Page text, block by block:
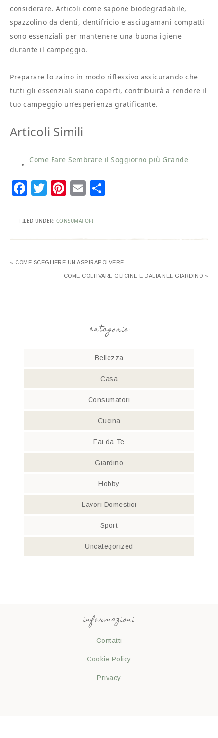
considerare. Articoli come sapone biodegradabile,
spazzolino da denti, dentifricio e asciugamani compatti
sono essenziali per mantenere una buona igiene
durante il campeggio.
Preparare lo zaino in modo riflessivo assicurando che
tutti gli essenziali siano coperti, contribuirà a rendere il
tuo campeggio un’esperienza gratificante.
Articoli Simili
Come Fare Sembrare il Soggiorno più Grande
Facebook
Twitter
Pinterest
Email
FILED UNDER: CONSUMATORI
« COME SCEGLIERE UN ASPIRAPOLVERE
COME COLTIVARE GLICINE E DALIA NEL GIARDINO »
categorie
Bellezza
Casa
Consumatori
Cucina
Fai da Te
Giardino
Hobby
Lavori Domestici
Sport
Uncategorized
informazioni
Contatti
Cookie Policy
Privacy